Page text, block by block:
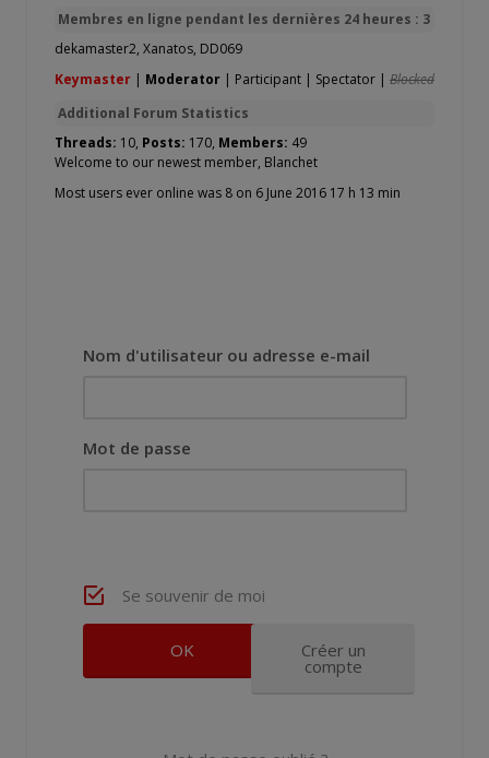
Membres en ligne pendant les dernières 24 heures : 3
dekamaster2, Xanatos, DD069
Keymaster | Moderator | Participant | Spectator | Blocked
Additional Forum Statistics
Threads: 10, Posts: 170, Members: 49
Welcome to our newest member, Blanchet
Most users ever online was 8 on 6 June 2016 17 h 13 min
Nom d'utilisateur ou adresse e-mail
Mot de passe
Se souvenir de moi
Créer un
compte